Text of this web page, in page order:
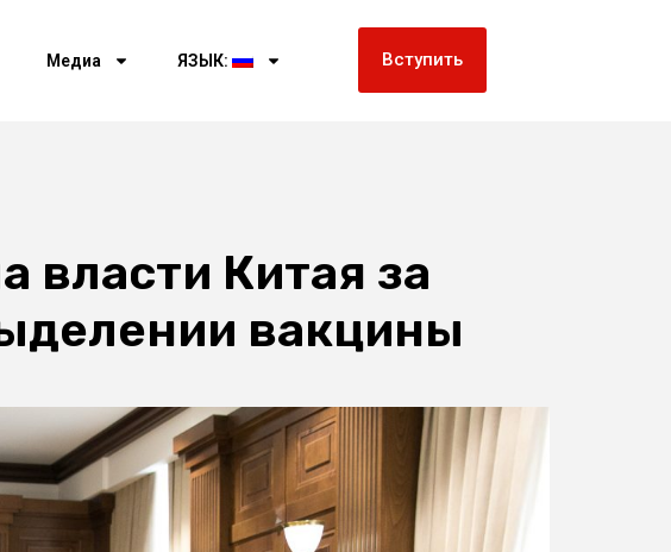
Медиа ЯЗЫК: Вступить
власти Китая за
вакцины